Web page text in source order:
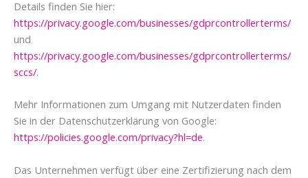
Details finden Sie hier:
https://privacy.google.com/businesses/gdprcontrollerterms/
und
https://privacy.google.com/businesses/gdprcontrollerterms/
sccs/.
Mehr Informationen zum Umgang mit Nutzerdaten finden
Sie in der Datenschutzerklärung von Google:
https://policies.google.com/privacy?hl=de.
Das Unternehmen verfügt über eine Zertifizierung nach dem